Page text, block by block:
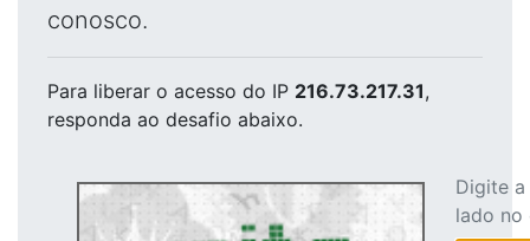
conosco.
Para liberar o acesso do IP 216.73.217.31,
responda ao desafio abaixo.
Digite
lado no